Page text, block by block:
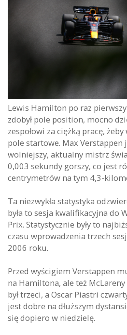
Lewis Hamilton po raz
zdobył pole position, mocno
zespołowi za ciężką pracę,
pole startowe. Max Verstappen
wolniejszy, aktualny mistrz
0,003 sekundy gorszy, co jest
centrymetrów na tym 4,3-
Ta niezwykła statystyka
była to sesja kwalifikacyjna do
Prix. Statystycznie były to
czasu wprowadzenia trzech
2006 roku.
Przed wyścigiem Verstappen
na Hamiltona, ale też
był trzeci, a Oscar Piastri
jest dobre na dłuższym
się dopiero w niedzielę.